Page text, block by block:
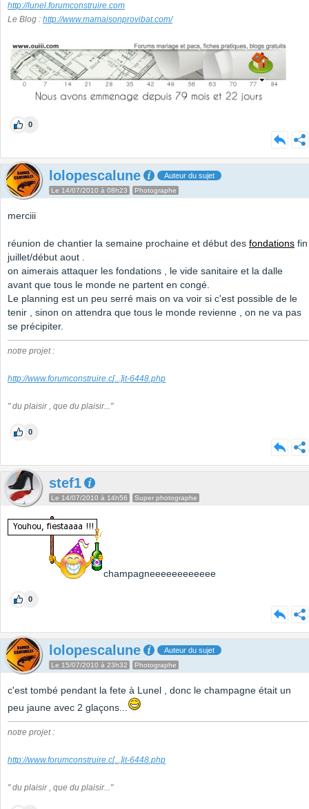
http://lunel.forumconstruire.com
Le Blog : http://www.mamaisonprovibat.com/
0
lolopescalune Auteur du sujet
Le 14/07/2010 à 08h23 Photographe
merciii
réunion de chantier la semaine prochaine et début des fondations fin
juillet/début aout .
on aimerais attaquer les fondations , le vide sanitaire et la dalle
avant que tous le monde ne partent en congé.
Le planning est un peu serré mais on va voir si c'est possible de le
tenir , sinon on attendra que tous le monde revienne , on ne va pas
se précipiter.
notre projet :
http://www.forumconstruire.c[...]it-6448.php
" du plaisir , que du plaisir..."
0
stef1
Le 14/07/2010 à 14h56 Super photographe
champagneeeeeeeeeeee
0
lolopescalune Auteur du sujet
Le 15/07/2010 à 23h32 Photographe
c'est tombé pendant la fete à Lunel , donc le champagne était un
peu jaune avec 2 glaçons...
notre projet :
http://www.forumconstruire.c[...]it-6448.php
" du plaisir , que du plaisir..."